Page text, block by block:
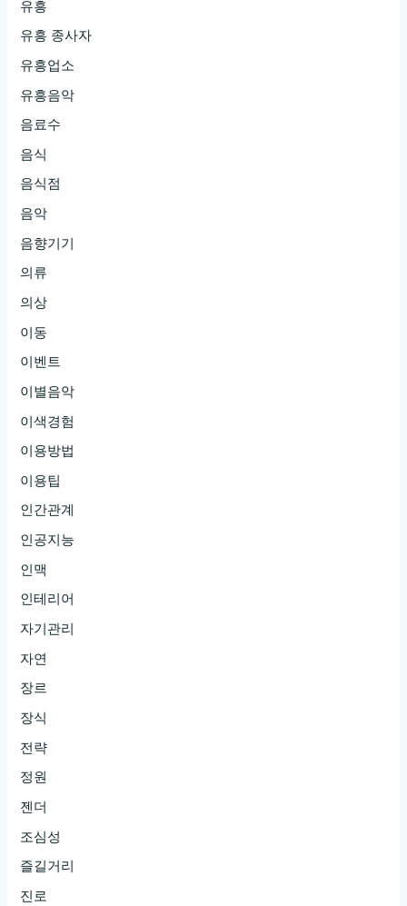
유흥
유흥 종사자
유흥업소
유흥음악
음료수
음식
음식점
음악
음향기기
의류
의상
이동
이벤트
이별음악
이색경험
이용방법
이용팁
인간관계
인공지능
인맥
인테리어
자기관리
자연
장르
장식
전략
정원
젠더
조심성
즐길거리
진로